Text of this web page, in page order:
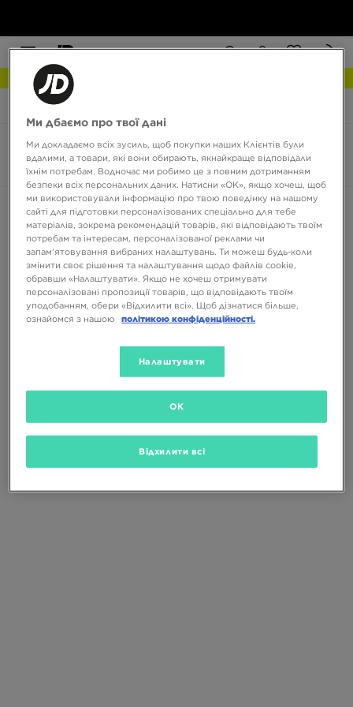
JD Sports
Moon Boot Icon
0 товарів
Сортувати:Рекомендовані Фільтрувати
вибрані фільтри
Ми дбаємо про твої дані
Ми докладаємо всіх зусиль, щоб покупки наших Клієнтів були
вдалими, а товари, які вони обирають, якнайкраще відповідали
їхнім потребам. Водночас ми робимо це з повним дотриманням
безпеки всіх персональних даних. Натисни «OK», якщо хочеш, щоб
ми використовували інформацію про твою поведінку на нашому
сайті для підготовки персоналізованих спеціально для тебе
матеріалів, зокрема рекомендацій товарів, які відповідають твоїм
потребам та інтересам, персоналізованої реклами чи
запам’ятовування вибраних налаштувань. Ти можеш будь-коли
змінити своє рішення та налаштування щодо файлів cookie,
обравши «Налаштувати». Якщо не хочеш отримувати
персоналізовані пропозиції товарів, що відповідають твоїм
уподобанням, обери «Відхилити всі». Щоб дізнатися більше,
ознайомся з нашою
політикою конфіденційності.
Налаштувати
Відхилити всі
OK